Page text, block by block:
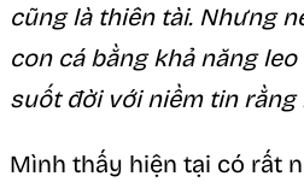
cũng là thiên tài. Nhưng
con cá bằng khả năng
suốt đời với niềm tin rằng
Mình thấy hiện tại có rất